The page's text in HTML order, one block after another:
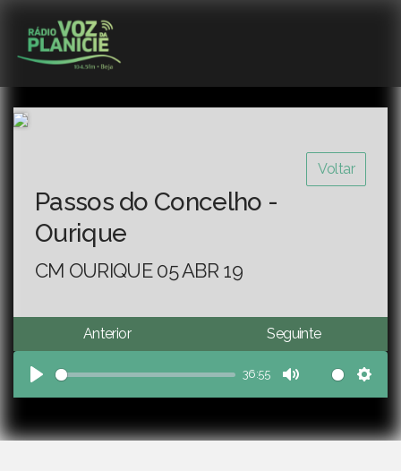
Voltar
Passos do Concelho -
Ourique
CM OURIQUE 05 ABR 19
Anterior Seguinte
Play
36:55
Mute